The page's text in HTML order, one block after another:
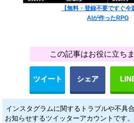
【無料・登録不要ですぐ今
AIが作ったRPG
この記事はお役に立ち
ツイート シェア
インスタグラムに関するトラブルや不具
お知らせするツイッターアカウントです